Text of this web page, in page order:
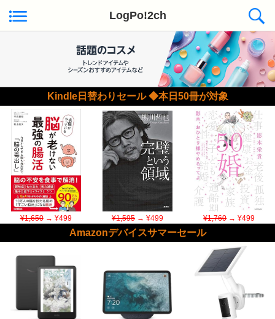
LogPo!2ch
Kindle日替わりセール ◆本日50冊が対象
¥1,650→ ¥499 ¥1,595→ ¥499 ¥1,760→ ¥499
Amazonデバイスサマーセール